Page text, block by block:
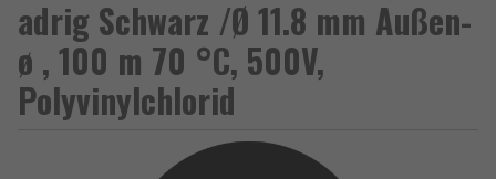
adrig Schwarz /Ø 11.8 mm Außen-
ø , 100 m 70 °C, 500V,
Polyvinylchlorid